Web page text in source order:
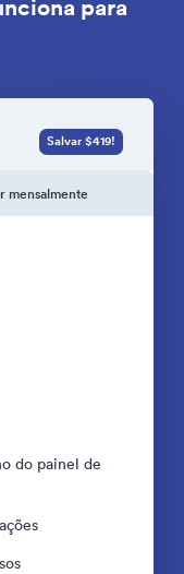
para
mensalmente
Salvar $419!
do painel de